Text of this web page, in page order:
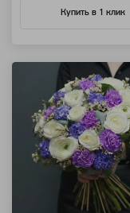
Купить в 1 клик